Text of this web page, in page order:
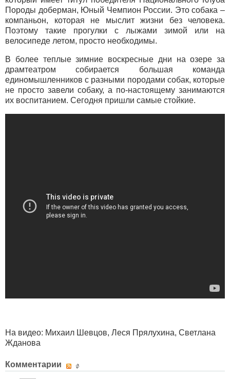
Породы доберман, Юный Чемпион России. Это собака –
компаньон, которая не мыслит жизни без человека.
Поэтому такие прогулки с лыжами зимой или на
велосипеде летом, просто необходимы.
В более теплые зимние воскресные дни на озере за
драмтеатром собирается большая команда
единомышленников с разными породами собак, которые
не просто завели собаку, а по-настоящему занимаются
их воспитанием. Сегодня пришли самые стойкие.
На видео: Михаил Шевцов, Леся Прялухина, Светлана
Жданова
Комментарии